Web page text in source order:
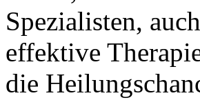
Spezialisten,
effektive
die